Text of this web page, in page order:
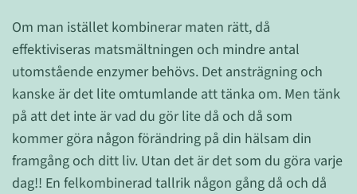
Om man istället kombinerar maten rätt, då
effektiviseras matsmältningen och mindre antal
utomstående enzymer behövs. Det ansträgning och
kanske är det lite omtumlande att tänka om. Men tänk
på att det inte är vad du gör lite då och då som
kommer göra någon förändring på din hälsam din
framgång och ditt liv. Utan det är det som du göra varje
dag!! En felkombinerad tallrik någon gång då och då